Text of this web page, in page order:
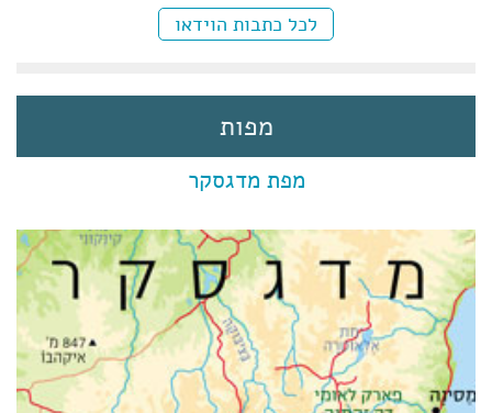
לכל כתבות הוידאו
מפות
מפת מדגסקר